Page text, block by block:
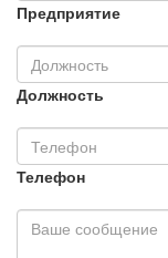
Предприятие
Должность
Телефон